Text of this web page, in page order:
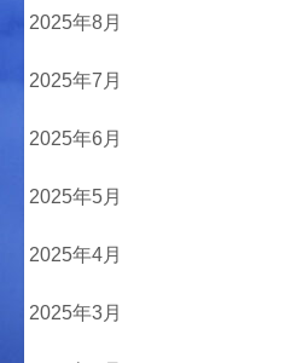
2025年8月
2025年7月
2025年6月
2025年5月
2025年4月
2025年3月